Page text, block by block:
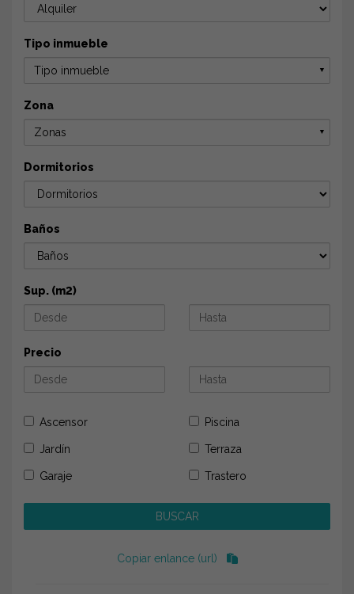
Tipo inmueble
Tipo inmueble ▼
Zona
Zonas ▼
Dormitorios
Baños
Sup. (m2)
Precio
Ascensor Piscina
Jardín Terraza
Garaje Trastero
Copiar enlance (url)